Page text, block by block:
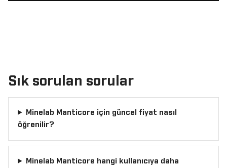
Sık sorulan sorular
Minelab Manticore için güncel fiyat nasıl
öğrenilir?
Minelab Manticore hangi kullanıcıya daha